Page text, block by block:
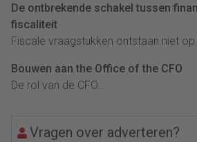
De ontbrekende schakel tussen
fiscaliteit
Fiscale vraagstukken ontstaan niet
Bouwen aan the Office of the CFO
De rol van de CFO...
Vragen over adverteren?